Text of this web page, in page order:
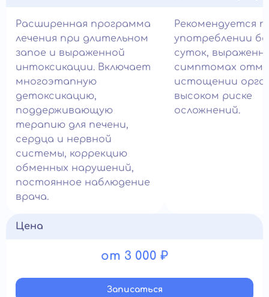
Расширенная программа
лечения при длительном
запое и выраженной
интоксикации. Включает
многоэтапную
детоксикацию,
поддерживающую
терапию для печени,
сердца и нервной
системы, коррекцию
обменных нарушений,
постоянное наблюдение
врача.
Рекомендуется
употреблении
суток,
симптомах
истощении
высоком риске
осложнений.
Цена
от 3 000 ₽
Записатьcя